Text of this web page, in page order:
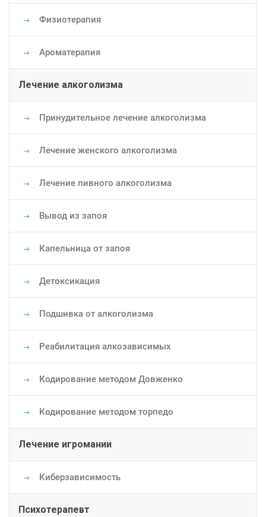
Физиотерапия
Ароматерапия
Лечение алкоголизма
Принудительное лечение алкоголизма
Лечение женского алкоголизма
Лечение пивного алкоголизма
Вывод из запоя
Капельница от запоя
Детоксикация
Подшивка от алкоголизма
Реабилитация алкозависимых
Кодирование методом Довженко
Кодирование методом торпедо
Лечение игромании
Киберзависимость
Психотерапевт